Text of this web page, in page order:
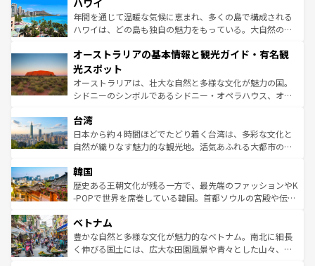
のような巨大都市は、観光、ショッピング、エンターテイ
ンメントが詰まった刺激的なスポットだ。一方、アメリカ
西部には大自然が広がり、グランドキャニオンやイエロー
部のニューオーリンズでは、音楽と美食が融合した独特の
文化が魅力。旅行者はアメリカの各地域で異なる魅力を楽
しみながら、その多様性と豊かな歴史を感じることができ
るだろう。車でのロードトリップや列車の旅も、アメリカ
情報は
ハワイ
年間を通じて温暖な気候に恵まれ、多くの島で構成される
ハワイは、どの島も独自の魅力をもっている。大自然の神
ワイ島は見逃せない。また、定番の観光地といえばオアフ
島だが、静かな自然を求めるならマウイ島やカウアイ島が
おすすめ。エメラルドグリーンに輝く海をはじめ、豊かな
文化や歴史が息づいている。「アロハスピリット」と呼ば
人々、おいしいローカルフードやハワイアンミュージッ
ク、伝統的なフラダンスなど、すべてがハワイの魅力を彩
っている。訪れるたびに新しい発見と感動が待っているハ
はコンテンツ一覧
オーストラリアの基本情報と観光ガイド・有名観
光スポット
オーストラリアは、壮大な自然と多様な文化が魅力の国。
シドニーのシンボルであるシドニー・オペラハウス、オー
リアリーフや大陸中央部にそびえるウルル（エアーズロッ
ク）、タスマニアの美しい原生林やケアンズの熱帯雨林な
ど、見どころがたくさん。また、カフェやワイン、オージ
いる。アクティビティも充実しており、サーフィンやダイ
ビング、ハイキングなど、アウトドア好きにはたまらな
い。オーストラリアの多彩な魅力を存分に味わいつくそ
参照してほしい。
台湾
日本から約４時間ほどでたどり着く台湾は、多彩な文化と
自然が織りなす魅力的な観光地。活気あふれる大都市の台
ン）、静ひつな山岳地帯である台湾東部など、都市の喧騒
と山間の静けさが共存しており、訪れる人に新しい発見と
驚きをもたらしてくれる。また、奥深い台湾の食文化も魅
容にもいいと評判のスイーツなど、バラエティ豊かな料理
が味わえる。 なお、新着の台湾情報は コンテンツ一覧を参
照してほしい。
韓国
歴史ある王朝文化が残る一方で、最先端のファッションやK
-POPで世界を席巻している韓国。首都ソウルの宮殿や伝統
き、地方に足を延ばせば四季折々の自然美を楽しむことが
できる。そして、キムチや焼肉、絶品のストリートフード
まで、さまざまな韓国料理が待っている。夜には、韓国な
ベトナム
豊かな自然と多様な文化が魅力的なベトナム。南北に細長
く伸びる国土には、広大な田園風景や青々とした山々、世